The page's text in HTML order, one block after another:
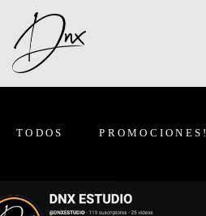
TODOS PROMOCIONES!